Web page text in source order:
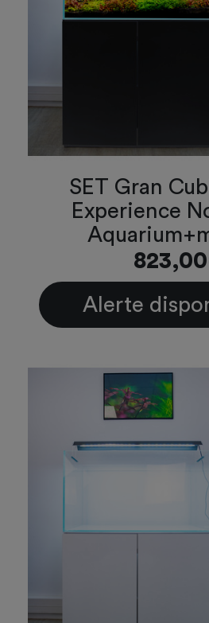
SET Gran
Experience
Alerte